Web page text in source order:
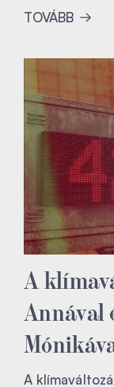
TOVÁBB
A
Annával
A